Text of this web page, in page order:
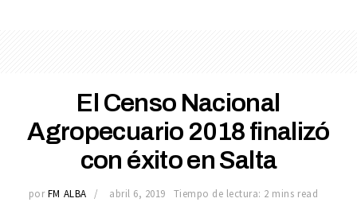
El Censo Nacional
Agropecuario 2018 finalizó
con éxito en Salta
por FM ALBA abril 6, 2019 Tiempo de lectura: 2 mins read